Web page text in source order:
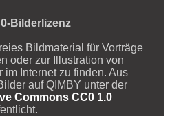
Bilderlizenz
Bildmaterial für Vorträge
oder zur Illustration von
im Internet zu finden. Aus
auf QIMBY unter der
Commons CC0 1.0